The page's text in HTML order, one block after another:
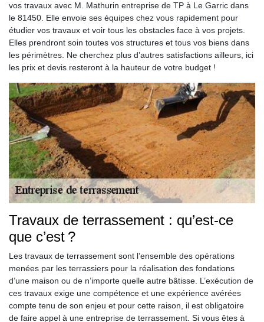
vos travaux avec M. Mathurin entreprise de TP à Le Garric dans
le 81450. Elle envoie ses équipes chez vous rapidement pour
étudier vos travaux et voir tous les obstacles face à vos projets.
Elles prendront soin toutes vos structures et tous vos biens dans
les périmètres. Ne cherchez plus d’autres satisfactions ailleurs, ici
les prix et devis resteront à la hauteur de votre budget !
Travaux de terrassement : qu’est-ce
que c’est ?
Les travaux de terrassement sont l’ensemble des opérations
menées par les terrassiers pour la réalisation des fondations
d’une maison ou de n’importe quelle autre bâtisse. L’exécution de
ces travaux exige une compétence et une expérience avérées
compte tenu de son enjeu et pour cette raison, il est obligatoire
de faire appel à une entreprise de terrassement. Si vous êtes à